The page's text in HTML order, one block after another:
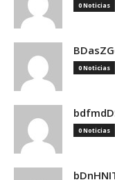
0 Noticias
0 Noticias
0 Noticias